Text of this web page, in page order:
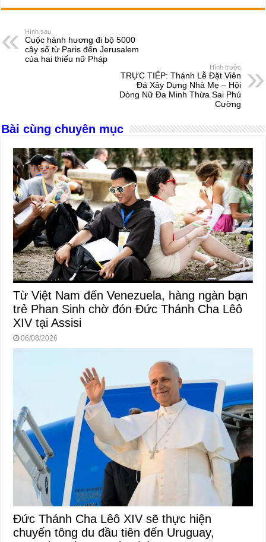
c
e
b
o
ss
n
g
at
A
p
e
d
s
er ail ar
Hình sau
Cuộc hành hương đi bộ 5000
cây số từ Paris đến Jerusalem
của hai thiếu nữ Pháp
Hình trước
TRỰC TIẾP: Thánh Lễ Đặt Viên
Đá Xây Dựng Nhà Mẹ – Hội
Dòng Nữ Đa Minh Thừa Sai Phú
Cường
Bài cùng chuyên mục
Từ Việt Nam đến Venezuela, hàng ngàn bạn
trẻ Phan Sinh chờ đón Đức Thánh Cha Lêô
XIV tại Assisi
06/08/2026
Đức Thánh Cha Lêô XIV sẽ thực hiện
chuyến tông du đầu tiên đến Uruguay,